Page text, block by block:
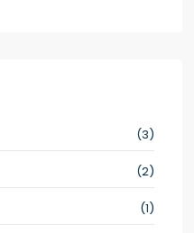
(3)
(2)
(1)